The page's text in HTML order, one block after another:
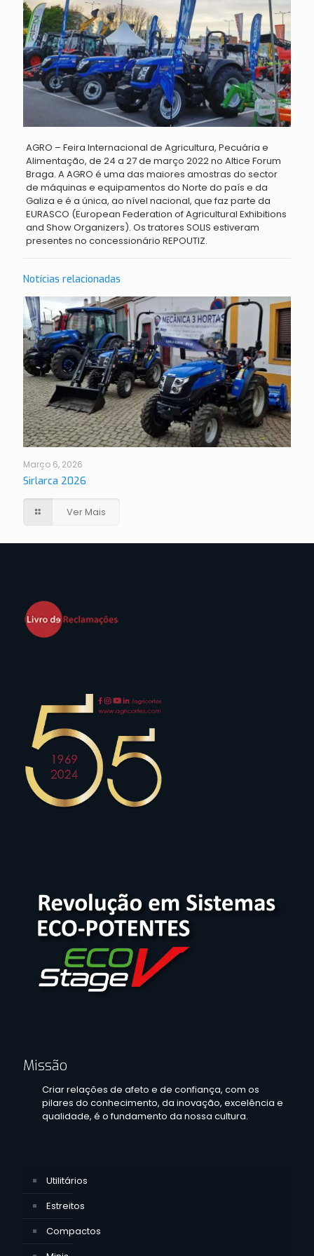
AGRO – Feira Internacional de Agricultura, Pecuária e
Alimentação, de 24 a 27 de março 2022 no Altice Forum
Braga. AAGRO é uma das maiores amostras do sector
de máquinas e equipamentos do Norte do país e da
Galiza e é a única, ao nível nacional, que faz parte da
EURASCO (European Federation of Agricultural Exhibitions
and Show Organizers). Os tratores SOLIS estiveram
presentes no concessionário REPOUTIZ.
Notícias relacionadas
Março 6, 2026
Sirlarca 2026
Ver Mais
Missão
Criar relações de afeto e de confiança, com os
pilares do conhecimento, da inovação, excelência e
qualidade, é o fundamento da nossa cultura.
Utilitários
Estreitos
Compactos